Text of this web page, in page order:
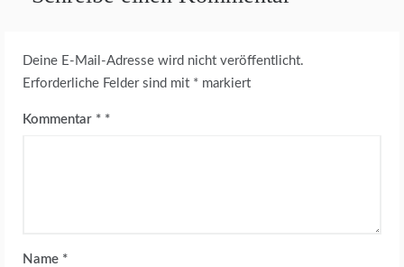
Deine E-Mail-Adresse wird nicht veröffentlicht.
Erforderliche Felder sind mit * markiert
Kommentar *
Name *